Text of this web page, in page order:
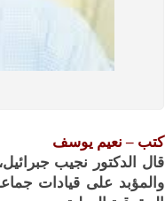
كتب – نعيم يوسف
قال الدكتور نجيب
والمؤبد على قيادات